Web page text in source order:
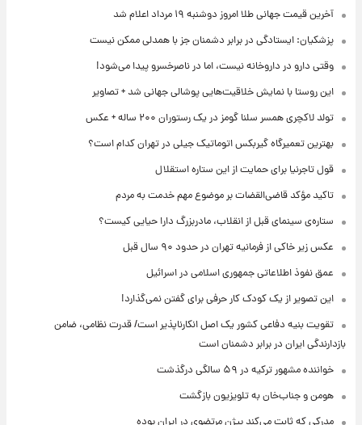
آخرین قیمت جهانی طلا امروز دوشنبه ۱۹ مرداد اعلام شد
پزشکیان: ایستادگی در برابر دشمنان جز با همدلی ممکن نیست
وقتی دارو در داروخانه نیست، اما در ناصرخسرو پیدا می‌شود!
این روستا با نمایش خلاقیت‌هایی پوشالی جهانی شد + تصاویر
تولد لاکچری همسر سلنا گومز در یک رستوران ۲۰۰ ساله + عکس
بهترین تعمیرگاه گیربکس اتوماتیک جیلی در تهران کدام است؟
قول تاجرنیا برای حمایت از این ستاره استقلال
تاکید مؤکد قاضی‌القضات بر موضوع مهم خدمت به مردم
ستاره‌ی سینمای قبل از انقلاب، مادربزرگ دارا حیایی کیست؟
عکس زیر خاکی از فرمانیه تهران در حدود ۹۰ سال قبل
عمق نفوذ اطلاعاتی جمهوری اسلامی در اسرائیل
این تصویر از یک کودک کار حرفی برای گفتن نمی‌گذارد!
تقویت بنیه دفاعی کشور یک اصل انکارناپذیر است/ قدرت نظامی، ضامن
بازدارندگی ایران در برابر دشمنان است
خواننده مشهور ترکیه در ۵۹ سالگی درگذشت
هومن و جناب‌خان به تلویزیون بازگشت